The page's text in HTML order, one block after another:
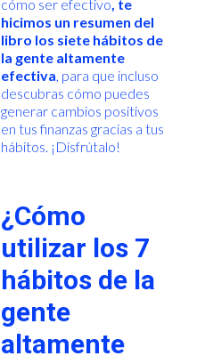
cómo ser efectivo, te
hicimos un resumen del
libro los siete hábitos de
la gente altamente
efectiva, para que incluso
descubras cómo puedes
generar cambios positivos
en tus finanzas gracias a tus
hábitos. ¡Disfrútalo!
¿Cómo
utilizar los 7
hábitos de la
gente
altamente